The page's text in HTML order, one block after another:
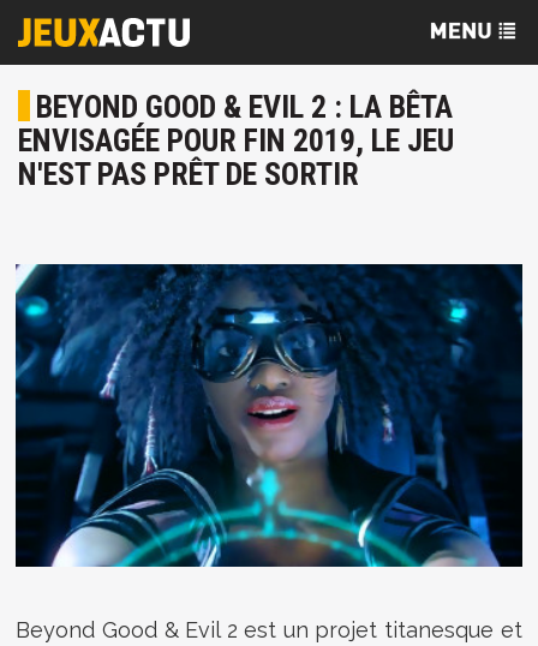
BEYOND GOOD & EVIL 2 : LA BÊTA
ENVISAGÉE POUR FIN 2019, LE JEU
N'EST PAS PRÊT DE SORTIR
Beyond Good & Evil 2 est un projet titanesque et